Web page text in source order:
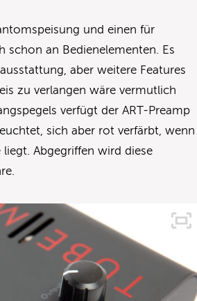
und einen für
schon an Bedienelementen. Es
aber weitere Features
zu verlangen wäre vermutlich
verfügt der ART-Preamp
sich aber rot verfärbt, wenn
Abgegriffen wird diese